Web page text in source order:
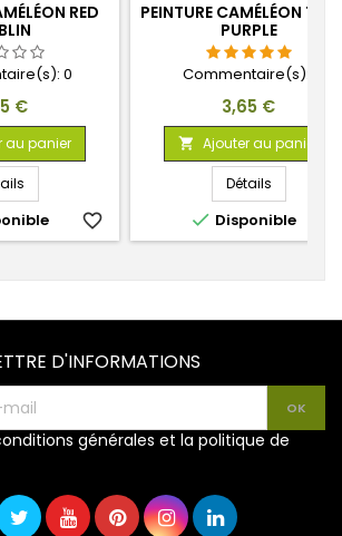
RED
0
€
au panier
favorite_border
PEINTURE CAMÉLÉON
PURPLE
Commentaire(s):
Prix
3,65 €
 Ajouter au panier
Détails
 Disponible
D'INFORMATIONS
générales et la politique de